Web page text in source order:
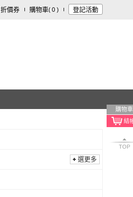
折價券 購物車( 0 ) 登記活動
購物車
TOP
選更多